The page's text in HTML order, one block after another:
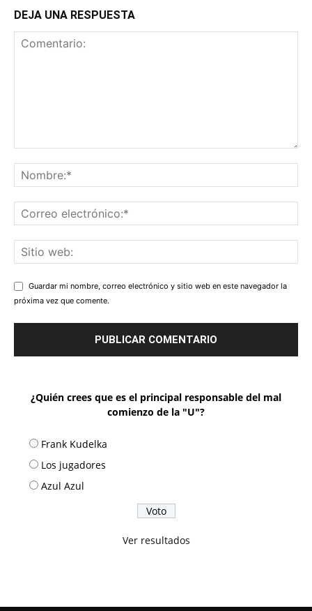
DEJA UNA RESPUESTA
Guardar mi nombre, correo electrónico y sitio web en este navegador la
próxima vez que comente.
¿Quién crees que es el principal responsable del mal
comienzo de la "U"?
Frank Kudelka
Los jugadores
Azul Azul
Ver resultados